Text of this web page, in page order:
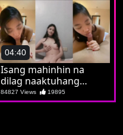
04:40
Isang mahinhin na
dilag naaktuhang
sumusupsop ng bayag
84827 Views 19895